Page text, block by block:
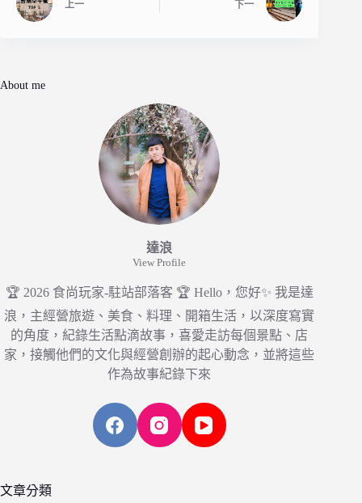
上一 下一
About me
達浪
View Profile
🏆 2026 食尚玩家-駐站部落客 🏆 Hello，您好✨ 我是達
浪，主經營旅遊、美食、料理、開箱生活，以深度寫實
的角度，紀錄生活點滴故事，喜愛走訪每個景點、店
家，接觸他們的文化與經營創辦的起心動念，並將這些
作為故事紀錄下來
文章分類